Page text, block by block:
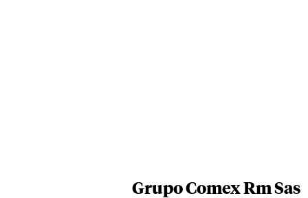
Grupo Comex Rm Sas